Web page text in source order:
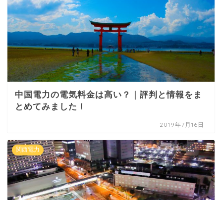
中国電力の電気料金は高い？｜評判と情報をま
とめてみました！
2019年7月16日
関西電力